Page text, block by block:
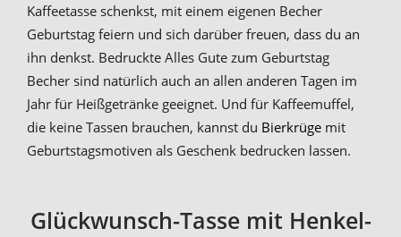
Kaffeetasse schenkst, mit einem eigenen Becher
Geburtstag feiern und sich darüber freuen, dass du an
ihn denkst. Bedruckte Alles Gute zum Geburtstag
Becher sind natürlich auch an allen anderen Tagen im
Jahr für Heißgetränke geeignet. Und für Kaffeemuffel,
die keine Tassen brauchen, kannst du Bierkrüge mit
Geburtstagsmotiven als Geschenk bedrucken lassen.
Glückwunsch-Tasse mit Henkel-